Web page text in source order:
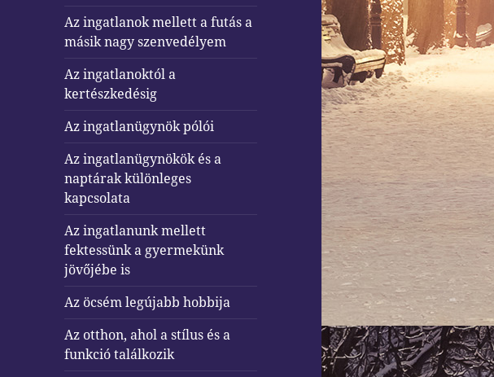
Az ingatlanok mellett a futás a
másik nagy szenvedélyem
Az ingatlanoktól a
kertészkedésig
Az ingatlanügynök pólói
Az ingatlanügynökök és a
naptárak különleges
kapcsolata
Az ingatlanunk mellett
fektessünk a gyermekünk
jövőjébe is
Az öcsém legújabb hobbija
Az otthon, ahol a stílus és a
funkció találkozik